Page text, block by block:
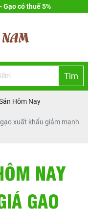
có thuế 5%
Tìm
Hôm Nay
xuất khẩu giảm mạnh
NAY
GẠO